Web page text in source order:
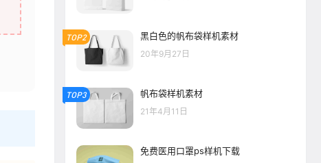
TOP2 黑白色的帆布袋样机素材
20年9月27日
TOP3 帆布袋样机素材
21年4月11日
免费医用口罩ps样机下载